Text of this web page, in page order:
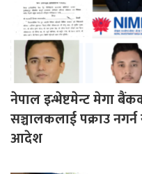
नेपाल इन्भेष्टमेन्ट मेगा
सञ्चालकलाई पक्राउ
आदेश